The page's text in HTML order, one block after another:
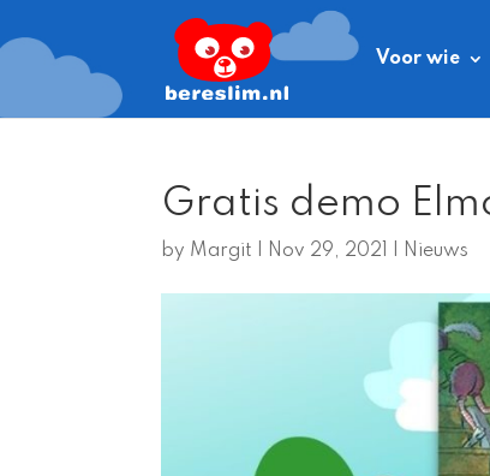
Voor wie
Gratis demo
by Margit Nov 29, 2021 Nieuws